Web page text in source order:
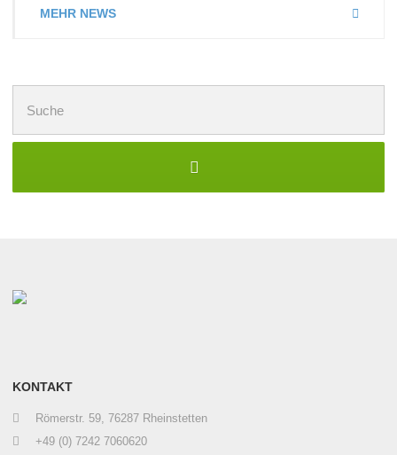
MEHR NEWS
nach:
KONTAKT
Römerstr. 59, 76287 Rheinstetten
+49 (0) 7242 7060620